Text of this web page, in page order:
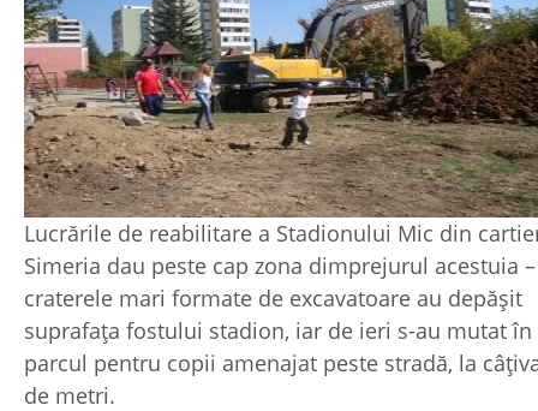
Lucrările de reabilitare a Stadionului Mic din
Simeria dau peste cap zona dimprejurul acestuia –
craterele mari formate de excavatoare au depășit
suprafața fostului stadion, iar de ieri s-au mutat în
parcul pentru copii amenajat peste stradă, la
de metri.